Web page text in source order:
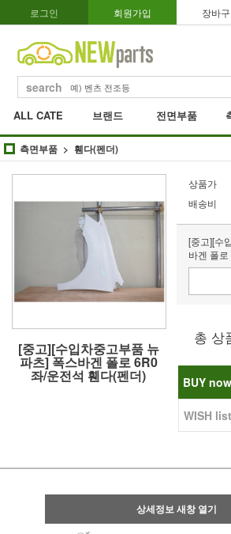
로그인 회원가입 장바
search
ALL CATE 브랜드 전면부품
측면부품 휀다(펜더)
[중고][수입차중고부품 뉴
파츠] 폭스바겐 폴로 6R0
좌/운전석 휀다(펜더)
상품가
배송비
[중고][수
바겐 폴
총 상
BUY now
WISH list
상세정보 새창 열기